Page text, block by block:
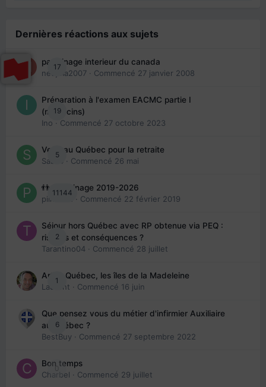
Dernières réactions aux sujets
17
parrainage interieur du canada
nedjma2007 · Commencé 27 janvier 2008
19
Préparation à l'examen EACMC partie I
(médecins)
Ino · Commencé 27 octobre 2023
5
Venir au Québec pour la retraite
Sab74
· Commencé 26 mai
11144
👬 Parrainage 2019-2026
piinoush · Commencé 22 février 2019
2
Séjour hors Québec avec RP obtenue via PEQ :
risques et conséquences ?
Tarantino04 · Commencé 28 juillet
1
Arte : Québec, les îles de la Madeleine
Laurent · Commencé 16 juin
6
Que pensez vous du métier d'infirmier Auxiliaire
au Québec ?
BestBuy · Commencé 27 septembre 2022
0
Bon temps
Charbel · Commencé 29 juillet